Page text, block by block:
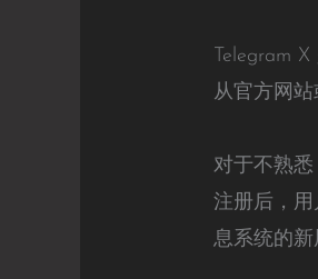
Telegram
从官方网
对于不熟悉
注册后，
息系统的新